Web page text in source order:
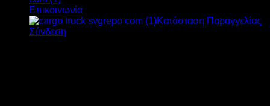
Επικοινωνία
Κατάσταση Παραγγελίας
Σύνδεση